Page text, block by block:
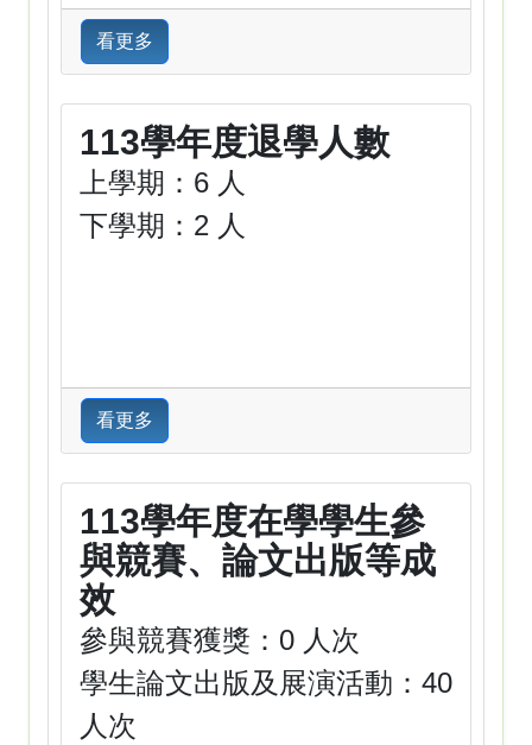
看更多
113學年度退學人數
上學期：6 人
下學期：2 人
看更多
113學年度在學學生參
與競賽、論文出版等成
效
參與競賽獲獎：0 人次
學生論文出版及展演活動：40
人次